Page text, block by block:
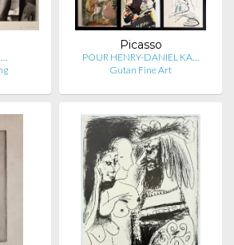
Picasso
POUR HENRY-DANIEL KA…
Gutan Fine Art